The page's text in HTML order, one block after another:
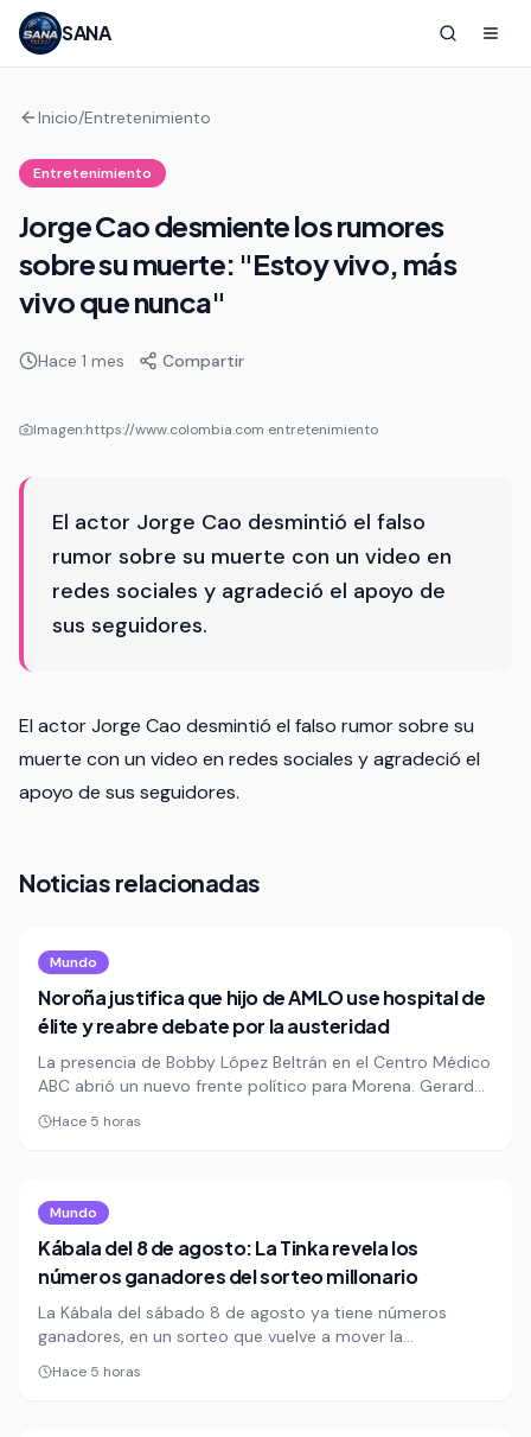
SANA
Inicio/Entretenimiento
Entretenimiento
Jorge Cao desmiente los rumores
sobre su muerte: "Estoy vivo, más
vivo que nunca"
Hace 1 mes Compartir
Imagen:https://www.colombia.com entretenimiento
El actor Jorge Cao desmintió el falso
rumor sobre su muerte con un video en
redes sociales y agradeció el apoyo de
sus seguidores.
El actor Jorge Cao desmintió el falso rumor sobre su
muerte con un video en redes sociales y agradeció el
apoyo de sus seguidores.
Noticias relacionadas
Mundo
Noroña justifica que hijo de AMLO use hospital de
élite y reabre debate por la austeridad
La presencia de Bobby López Beltrán en el Centro Médico
ABC abrió un nuevo frente político para Morena. Gerardo
Fernández Noroña salió a defenderlo y minimizó el costo
de atenderse en un hospital privado de élite.
Hace 5 horas
Mundo
Kábala del 8 de agosto: La Tinka revela los
números ganadores del sorteo millonario
La Kábala del sábado 8 de agosto ya tiene números
ganadores, en un sorteo que vuelve a mover la
expectativa de miles de apostadores en Perú. La Tinka
confirmó los resultados del juego millonario, una cita
Hace 5 horas